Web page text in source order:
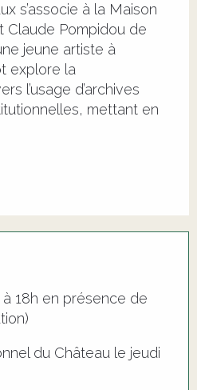
s’associe à la Maison
Claude Pompidou de
jeune artiste à
explore la
l’usage d’archives
mettant en
18h en présence de
du Château le jeudi